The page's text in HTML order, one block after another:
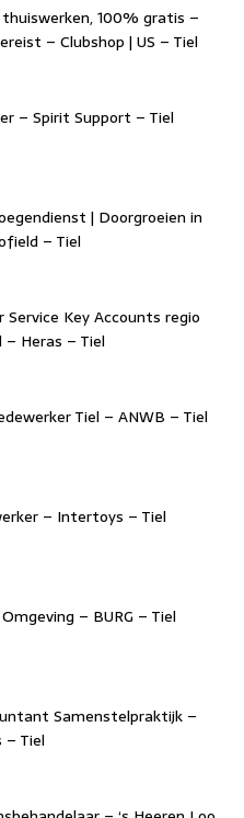
100% gratis –
– Clubshop | US – Tiel
– Spirit Support – Tiel
| Doorgroeien in
– Tiel
Key Accounts regio
Heras – Tiel
Tiel – ANWB – Tiel
– Intertoys – Tiel
– BURG – Tiel
Samenstelpraktijk –
– Tiel